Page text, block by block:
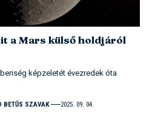
a Mars külső holdjáról
képzeletét évezredek óta
BETŰS SZAVAK 2025. 09. 04.